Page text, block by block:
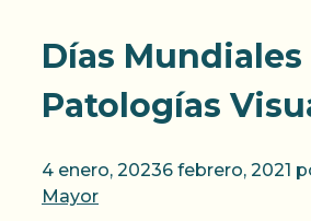
Días Mundiales
Patologías
4 enero, 20236 febrero, 2021
Mayor